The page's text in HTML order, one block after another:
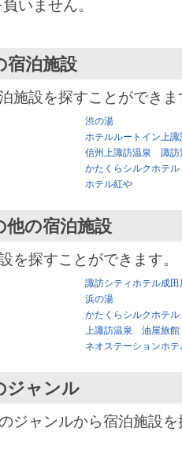
いません。
宿泊施設
施設を探すことができま
渋の湯
ホテルルートイン上諏
信州上諏訪温泉 諏
かたくらシルクホテル
ホテル紅や
他の宿泊施設
を探すことができます。
諏訪シティホテル成田
浜の湯
かたくらシルクホテル
上諏訪温泉 油屋旅館
ネオステーションホ
ジャンル
ジャンルから宿泊施設